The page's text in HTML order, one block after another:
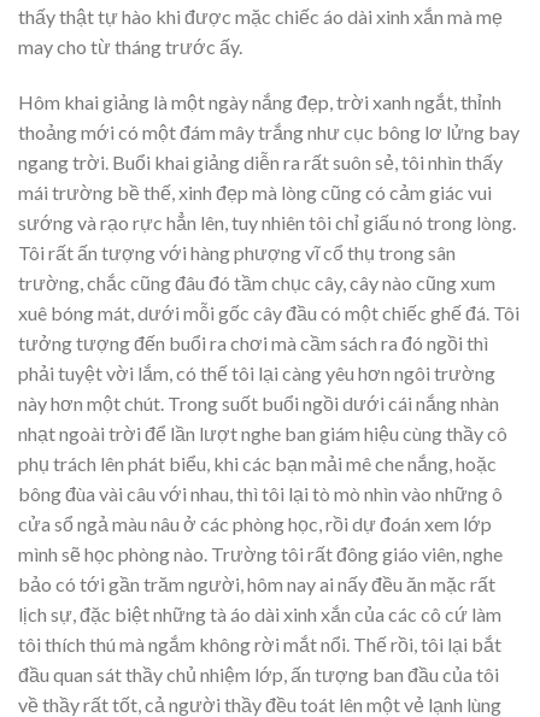
thấy thật tự hào khi được mặc chiếc áo dài xinh xắn mà mẹ
may cho từ tháng trước ấy.
Hôm khai giảng là một ngày nắng đẹp, trời xanh ngắt, thỉnh
thoảng mới có một đám mây trắng như cục bông lơ lửng bay
ngang trời. Buổi khai giảng diễn ra rất suôn sẻ, tôi nhìn thấy
mái trường bề thế, xinh đẹp mà lòng cũng có cảm giác vui
sướng và rạo rực hẳn lên, tuy nhiên tôi chỉ giấu nó trong lòng.
Tôi rất ấn tượng với hàng phượng vĩ cổ thụ trong sân
trường, chắc cũng đâu đó tầm chục cây, cây nào cũng xum
xuê bóng mát, dưới mỗi gốc cây đầu có một chiếc ghế đá. Tôi
tưởng tượng đến buổi ra chơi mà cầm sách ra đó ngồi thì
phải tuyệt vời lắm, có thế tôi lại càng yêu hơn ngôi trường
này hơn một chút. Trong suốt buổi ngồi dưới cái nắng nhàn
nhạt ngoài trời để lần lượt nghe ban giám hiệu cùng thầy cô
phụ trách lên phát biểu, khi các bạn mải mê che nắng, hoặc
bông đùa vài câu với nhau, thì tôi lại tò mò nhìn vào những ô
cửa sổ ngả màu nâu ở các phòng học, rồi dự đoán xem lớp
mình sẽ học phòng nào. Trường tôi rất đông giáo viên, nghe
bảo có tới gần trăm người, hôm nay ai nấy đều ăn mặc rất
lịch sự, đặc biệt những tà áo dài xinh xắn của các cô cứ làm
tôi thích thú mà ngắm không rời mắt nổi. Thế rồi, tôi lại bắt
đầu quan sát thầy chủ nhiệm lớp, ấn tượng ban đầu của tôi
về thầy rất tốt, cả người thầy đều toát lên một vẻ lạnh lùng